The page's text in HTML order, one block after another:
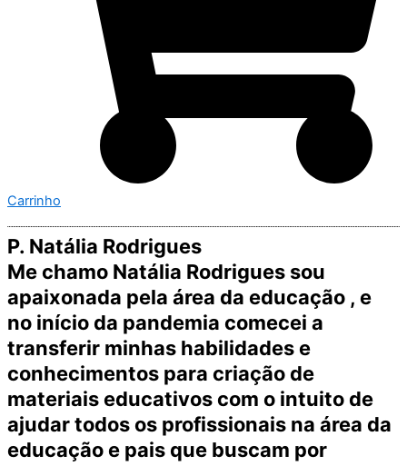
Carrinho
P. Natália Rodrigues
Me chamo Natália Rodrigues sou
apaixonada pela área da educação , e
no início da pandemia comecei a
transferir minhas habilidades e
conhecimentos para criação de
materiais educativos com o intuito de
ajudar todos os profissionais na área da
educação e pais que buscam por